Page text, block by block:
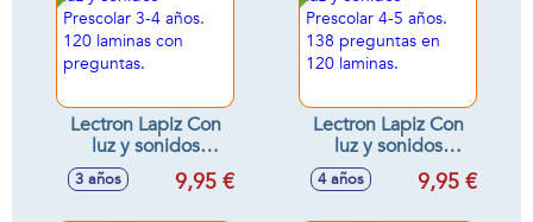
Lectron Lapiz Con
luz y sonidos
Prescolar 3-4 años.
120 laminas con
3 años 9,95 €
Lectron Lapiz Con
luz y sonidos
Prescolar 4-5 años.
138 preguntas en
4 años 9,95 €